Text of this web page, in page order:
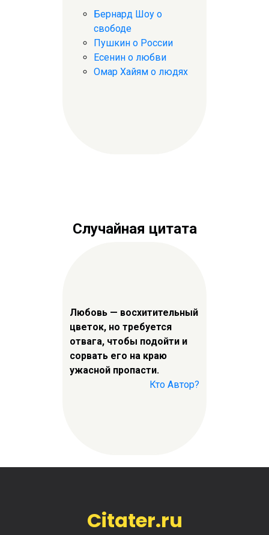
Бернард Шоу о
свободе
Пушкин о России
Есенин о любви
Омар Хайям о людях
Случайная цитата
Любовь — восхитительный
цветок, но требуется
отвага, чтобы подойти и
сорвать его на краю
ужасной пропасти.
Кто Автор?
Citater.ru